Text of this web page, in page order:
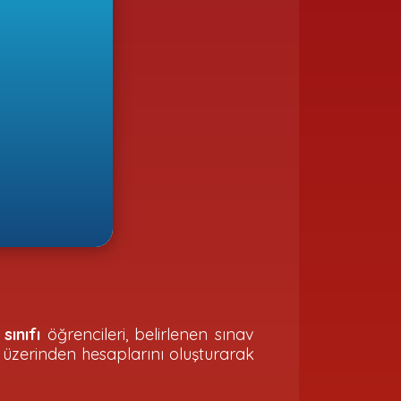
öğrencileri, belirlenen sınav
hesaplarını oluşturarak